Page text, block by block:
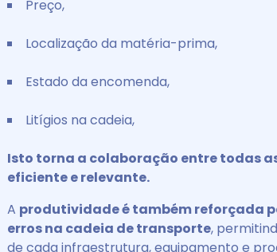
Preço,
Localização da matéria-prima,
Estado da encomenda,
Litígios na cadeia,
Isto torna a colaboração entre todas
eficiente e relevante.
A produtividade é também reforçada
erros na cadeia de transporte,
de cada infraestrutura, equipamento e